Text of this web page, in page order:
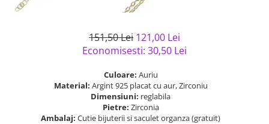
Cadouri
151,50 Lei 121,00 Lei
Economisesti: 30,50 Lei
Culoare: Auriu
Material: Argint 925 placat cu aur, Zirconiu
Dimensiuni: reglabila
Pietre: Zirconia
Ambalaj: Cutie bijuterii si saculet organza (gratuit)